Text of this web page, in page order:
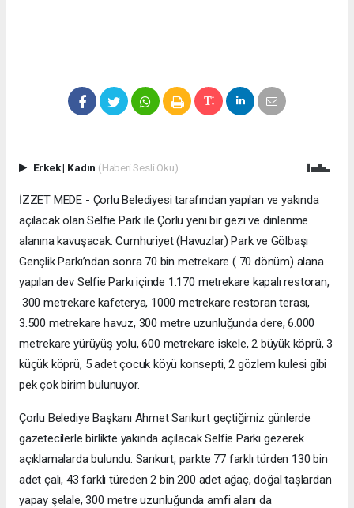
Erkek| Kadın (Haberi Sesli Oku)
İZZET MEDE - Çorlu Belediyesi tarafından yapılan ve yakında
açılacak olan Selfie Park ile Çorlu yeni bir gezi ve dinlenme
alanına kavuşacak. Cumhuriyet (Havuzlar) Park ve Gölbaşı
Gençlik Parkı’ndan sonra 70 bin metrekare ( 70 dönüm) alana
yapılan dev Selfie Parkı içinde 1.170 metrekare kapalı restoran,
300 metrekare kafeterya, 1000 metrekare restoran terası,
3.500 metrekare havuz, 300 metre uzunluğunda dere, 6.000
metrekare yürüyüş yolu, 600 metrekare iskele, 2 büyük köprü, 3
küçük köprü, 5 adet çocuk köyü konsepti, 2 gözlem kulesi gibi
pek çok birim bulunuyor.
Çorlu Belediye Başkanı Ahmet Sarıkurt geçtiğimiz günlerde
gazetecilerle birlikte yakında açılacak Selfie Parkı gezerek
açıklamalarda bulundu. Sarıkurt, parkte 77 farklı türden 130 bin
adet çalı, 43 farklı türeden 2 bin 200 adet ağaç, doğal taşlardan
yapay şelale, 300 metre uzunluğunda amfi alanı da